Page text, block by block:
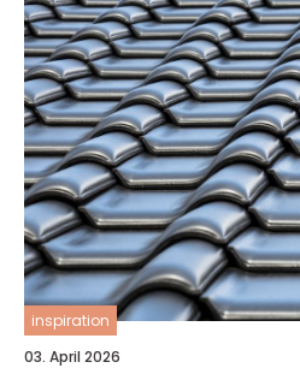
inspiration
03. April 2026